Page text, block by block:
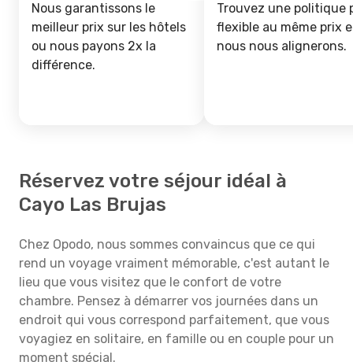
Nous garantissons le
meilleur prix sur les hôtels
ou nous payons 2x la
différence.
Trouvez une politique
flexible au même prix
nous nous alignerons.
Réservez votre séjour idéal à
Cayo Las Brujas
Chez Opodo, nous sommes convaincus que ce qui
rend un voyage vraiment mémorable, c'est autant le
lieu que vous visitez que le confort de votre
chambre. Pensez à démarrer vos journées dans un
endroit qui vous correspond parfaitement, que vous
voyagiez en solitaire, en famille ou en couple pour un
moment spécial.